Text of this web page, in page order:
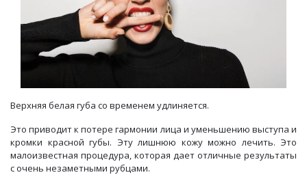
Верхняя белая губа со временем удлиняется.
Это приводит к потере гармонии лица и уменьшению выступа и
кромки красной губы. Эту лишнюю кожу можно лечить. Это
малоизвестная процедура, которая дает отличные результаты
с очень незаметными рубцами.